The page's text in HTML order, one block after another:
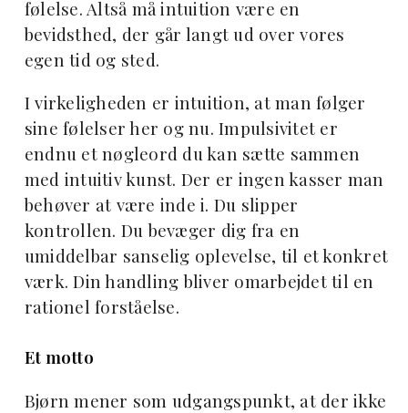
følelse. Altså må intuition være en
bevidsthed, der går langt ud over vores
egen tid og sted.
I virkeligheden er intuition, at man følger
sine følelser her og nu. Impulsivitet er
endnu et nøgleord du kan sætte sammen
med intuitiv kunst. Der er ingen kasser man
behøver at være inde i. Du slipper
kontrollen. Du bevæger dig fra en
umiddelbar sanselig oplevelse, til et konkret
værk. Din handling bliver omarbejdet til en
rationel forståelse.
Et motto
Bjørn mener som udgangspunkt, at der ikke